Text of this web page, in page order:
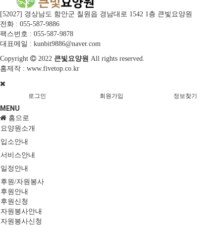
[52027] 경상남도 함안군 칠원읍 경남대로 1542 1층 큰빛요양원
전화 : 055-587-9886
팩스번호 : 055-587-9878
대표메일 : kunbit9886@naver.com
Copyright
2022 큰빛요양원 All rights reserved.
홈제작 : www.fivetop.co.kr
로그인 회원가입 정보찾기
MENU
홈으로
요양원소개
입소안내
서비스안내
일정안내
후원/자원봉사
후원안내
후원신청
자원봉사안내
자원봉사신청